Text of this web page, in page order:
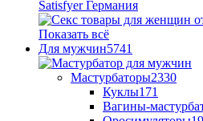
Показать всё
Для мужчин5741
Мастурбаторы2330
Куклы171
Вагины-